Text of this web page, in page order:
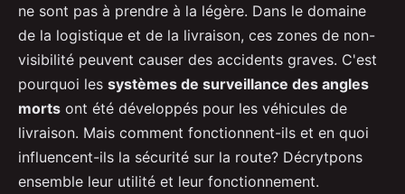
ne sont pas à prendre à la légère. Dans le domaine
de la logistique et de la livraison, ces zones de non-
visibilité peuvent causer des accidents graves. C'est
pourquoi les systèmes de surveillance des angles
morts ont été développés pour les véhicules de
livraison. Mais comment fonctionnent-ils et en quoi
influencent-ils la sécurité sur la route? Décrytpons
ensemble leur utilité et leur fonctionnement.